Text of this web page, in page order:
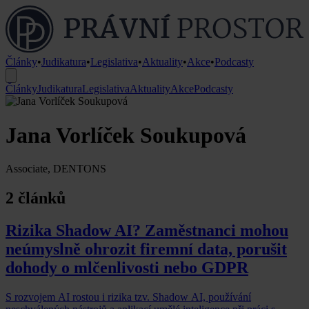
Články•Judikatura•Legislativa•Aktuality•Akce•Podcasty
ČlánkyJudikaturaLegislativaAktualityAkcePodcasty
Jana Vorlíček Soukupová
Associate, DENTONS
2 článků
Rizika Shadow AI? Zaměstnanci mohou
neúmyslně ohrozit firemní data, porušit
dohody o mlčenlivosti nebo GDPR
S rozvojem AI rostou i rizika tzv. Shadow AI, používání